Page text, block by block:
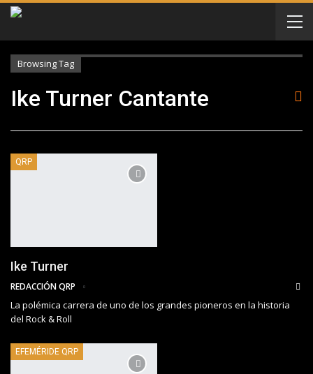
Browsing Tag
Ike Turner Cantante
QRP
Ike Turner
REDACCIÓN QRP
La polémica carrera de uno de los grandes pioneros en la historia
del Rock & Roll
EFEMÉRIDE QRP